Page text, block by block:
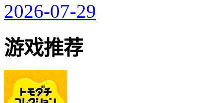
2026-07-29
游戏推荐